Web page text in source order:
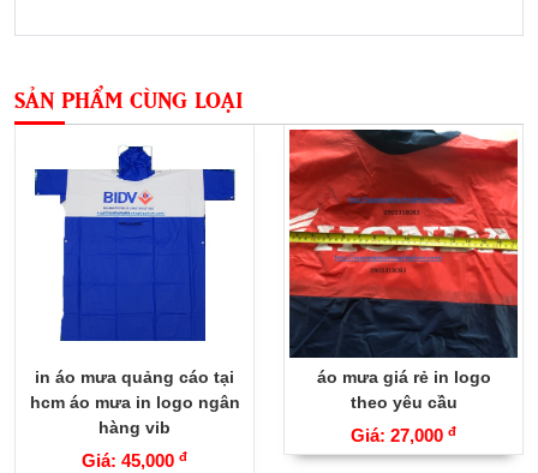
SẢN PHẨM CÙNG LOẠI
in áo mưa quảng cáo tại
hcm áo mưa in logo ngân
hàng vib
Giá: 45,000 đ
áo mưa giá rẻ in logo
theo yêu cầu
Giá: 27,000 đ